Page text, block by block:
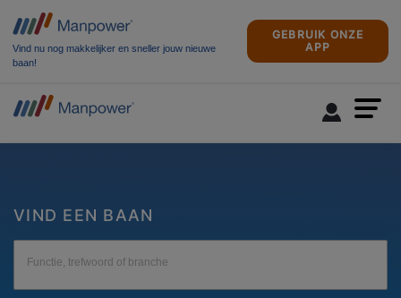
Vind nu nog makkelijker en sneller jouw nieuwe
baan!
GEBRUIK ONZE
APP
VIND EEN BAAN
Functie, trefwoord of branche